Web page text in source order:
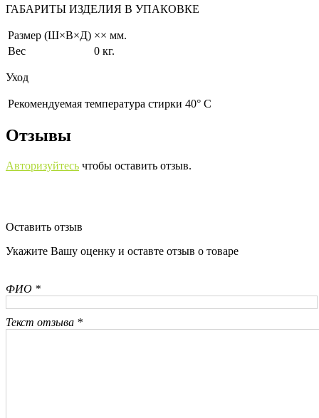
ГАБАРИТЫ ИЗДЕЛИЯ В УПАКОВКЕ
Размер (Ш×В×Д) ×× мм.
Вес
0 кг.
Уход
Рекомендуемая температура стирки 40° С
Отзывы
Авторизуйтесь чтобы оставить отзыв.
Оставить отзыв
Укажите Вашу оценку и оставте отзыв о товаре
ФИО *
Текст отзыва *